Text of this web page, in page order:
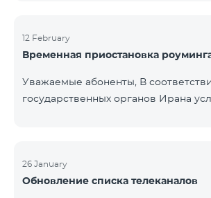
тарифному плану могут все
подпиской на пакеты услуг COSMO
ознакомиться здесь.
12 February
Временная приостановка
Уважаемые абоненты, В
государственных органов Ирана
контролем нашей компании. В
точные сроки восстановления услуг
26 January
Обновление списка телеканалов